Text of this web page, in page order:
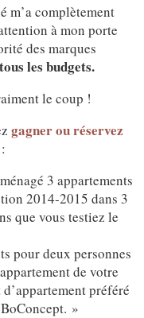
m’a complètement
à mon porte
des marques
tous les budgets.
le coup !
gagner ou réservez
:
3 appartements
2014-2015 dans 3
que vous testiez le
pour deux personnes
de votre
préféré
»